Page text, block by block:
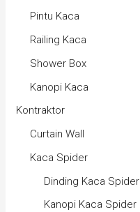
Pintu Kaca
Railing Kaca
Shower Box
Kanopi Kaca
Kontraktor
Curtain Wall
Kaca Spider
Dinding Kaca Spider
Kanopi Kaca Spider